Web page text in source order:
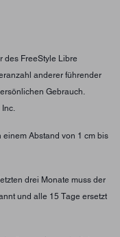
des FreeStyle Libre
anderer führender
Gebrauch.
Inc.
Abstand von 1 cm bis
drei Monate muss der
und alle 15 Tage ersetzt